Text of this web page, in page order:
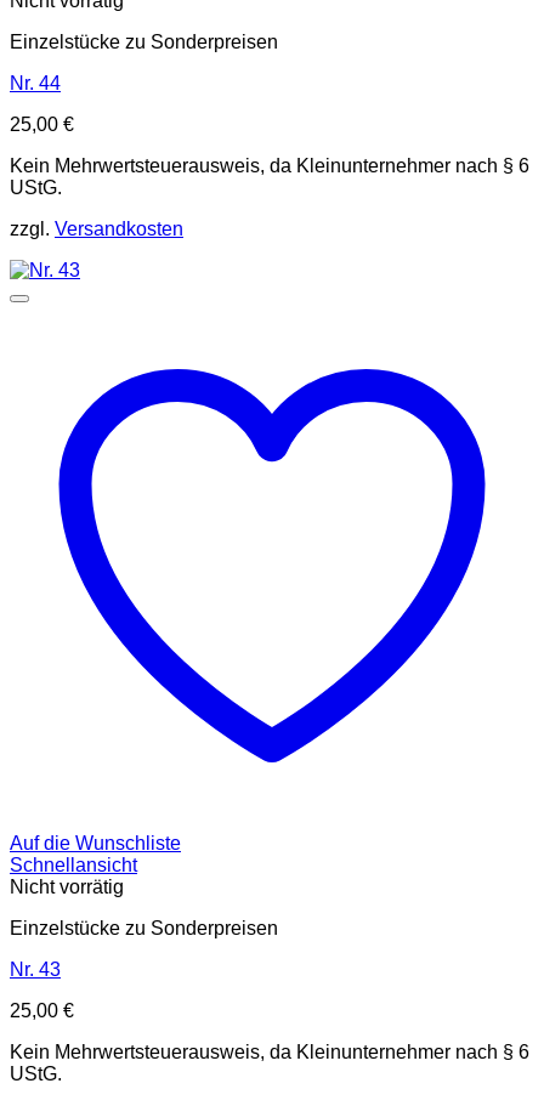
Einzelstücke zu Sonderpreisen
Nr. 44
25,00 €
Kein Mehrwertsteuerausweis, da Kleinunternehmer nach § 6
UStG.
zzgl. Versandkosten
Auf die Wunschliste
Schnellansicht
Nicht vorrätig
Einzelstücke zu Sonderpreisen
Nr. 43
25,00 €
Kein Mehrwertsteuerausweis, da Kleinunternehmer nach § 6
UStG.